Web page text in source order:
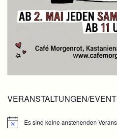
VERANSTALTUNGEN/
HinweisEs sind keine anstehenden